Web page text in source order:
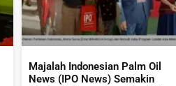
Majalah Indonesian Palm Oil
News (IPO News) Semakin